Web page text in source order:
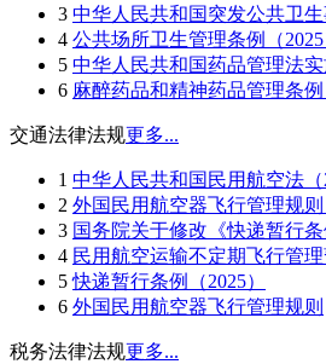
3 中华人民共和国突发公共卫
4 公共场所卫生管理条例（2025
5 中华人民共和国药品管理法实
6 麻醉药品和精神药品管理条例
交通法律法规更多...
1 中华人民共和国民用航空法（
2 外国民用航空器飞行管理规则
3 国务院关于修改《快递暂行
4 民用航空运输不定期飞行管理
5 快递暂行条例（2025）
6 外国民用航空器飞行管理规则
税务法律法规更多...